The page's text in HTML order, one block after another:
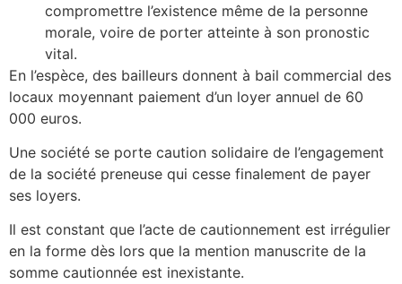
compromettre l’existence même de la personne
morale, voire de porter atteinte à son pronostic
vital.
En l’espèce, des bailleurs donnent à bail commercial des
locaux moyennant paiement d’un loyer annuel de 60
000 euros.
Une société se porte caution solidaire de l’engagement
de la société preneuse qui cesse finalement de payer
ses loyers.
Il est constant que l’acte de cautionnement est irrégulier
en la forme dès lors que la mention manuscrite de la
somme cautionnée est inexistante.